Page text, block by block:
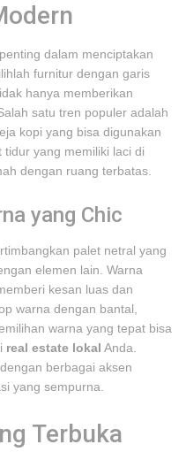
dalam menciptakan
furnitur dengan garis
hanya memberikan
satu tren populer adalah
kopi yang bisa digunakan
yang memiliki laci di
dengan ruang terbatas.
yang Chic
palet netral yang
elemen lain. Warna
kesan luas dan
warna dengan bantal,
warna yang tepat bisa
real estate lokal Anda.
berbagai aksen
yang sempurna.
Terbuka